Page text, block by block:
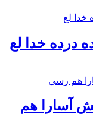
درده خدا لع
آسارا هم